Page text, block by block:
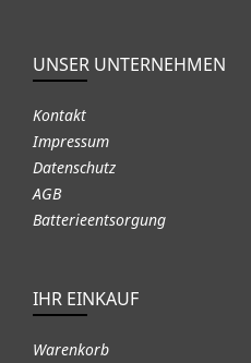
UNSER UNTERNEHMEN
Kontakt
Impressum
Datenschutz
AGB
Batterieentsorgung
IHR EINKAUF
Warenkorb